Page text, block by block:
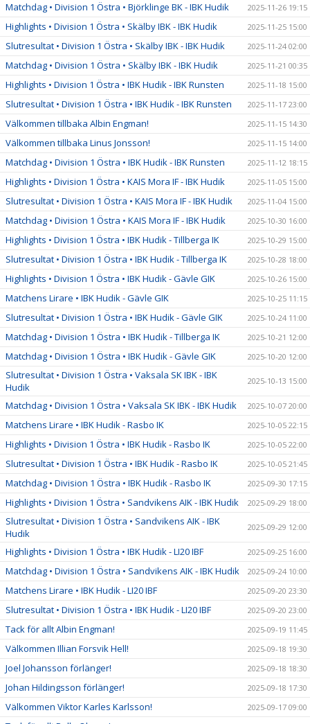
Matchdag • Division 1 Östra • Björklinge BK - IBK Hudik 2025-11-26 19:15
Highlights • Division 1 Östra • Skälby IBK - IBK Hudik 2025-11-25 15:00
Slutresultat • Division 1 Östra • Skälby IBK - IBK Hudik 2025-11-24 02:00
Matchdag • Division 1 Östra • Skälby IBK - IBK Hudik 2025-11-21 00:35
Highlights • Division 1 Östra • IBK Hudik - IBK Runsten 2025-11-18 15:00
Slutresultat • Division 1 Östra • IBK Hudik - IBK Runsten 2025-11-17 23:00
Välkommen tillbaka Albin Engman! 2025-11-15 14:30
Välkommen tillbaka Linus Jonsson! 2025-11-15 14:00
Matchdag • Division 1 Östra • IBK Hudik - IBK Runsten 2025-11-12 18:15
Highlights • Division 1 Östra • KAIS Mora IF - IBK Hudik 2025-11-05 15:00
Slutresultat • Division 1 Östra • KAIS Mora IF - IBK Hudik 2025-11-04 15:00
Matchdag • Division 1 Östra • KAIS Mora IF - IBK Hudik 2025-10-30 16:00
Highlights • Division 1 Östra • IBK Hudik - Tillberga IK 2025-10-29 15:00
Slutresultat • Division 1 Östra • IBK Hudik - Tillberga IK 2025-10-28 18:00
Highlights • Division 1 Östra • IBK Hudik - Gävle GIK 2025-10-26 15:00
Matchens Lirare • IBK Hudik - Gävle GIK 2025-10-25 11:15
Slutresultat • Division 1 Östra • IBK Hudik - Gävle GIK 2025-10-24 11:00
Matchdag • Division 1 Östra • IBK Hudik - Tillberga IK 2025-10-21 12:00
Matchdag • Division 1 Östra • IBK Hudik - Gävle GIK 2025-10-20 12:00
Slutresultat • Division 1 Östra • Vaksala SK IBK - IBK
Hudik
2025-10-13 15:00
Matchdag • Division 1 Östra • Vaksala SK IBK - IBK Hudik 2025-10-07 20:00
Matchens Lirare • IBK Hudik - Rasbo IK 2025-10-05 22:15
Highlights • Division 1 Östra • IBK Hudik - Rasbo IK 2025-10-05 22:00
Slutresultat • Division 1 Östra • IBK Hudik - Rasbo IK 2025-10-05 21:45
Matchdag • Division 1 Östra • IBK Hudik - Rasbo IK 2025-09-30 17:15
Highlights • Division 1 Östra • Sandvikens AIK - IBK Hudik 2025-09-29 18:00
Slutresultat • Division 1 Östra • Sandvikens AIK - IBK
Hudik
2025-09-29 12:00
Highlights • Division 1 Östra • IBK Hudik - LI20 IBF 2025-09-25 16:00
Matchdag • Division 1 Östra • Sandvikens AIK - IBK Hudik 2025-09-24 10:00
Matchens Lirare • IBK Hudik - LI20 IBF 2025-09-20 23:30
Slutresultat • Division 1 Östra • IBK Hudik - LI20 IBF 2025-09-20 23:00
Tack för allt Albin Engman! 2025-09-19 11:45
Välkommen Illian Forsvik Hell! 2025-09-18 19:30
Joel Johansson förlänger! 2025-09-18 18:30
Johan Hildingsson förlänger! 2025-09-18 17:30
Välkommen Viktor Karles Karlsson! 2025-09-17 09:00